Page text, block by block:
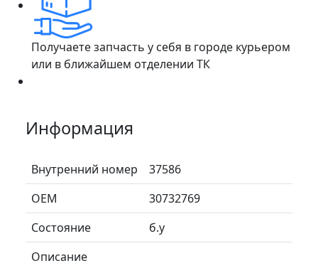
Получаете запчасть у себя в городе курьером
или в ближайшем отделении ТК
Информация
Внутренний номер
37586
ОЕМ
30732769
Состояние
б.у
Описание